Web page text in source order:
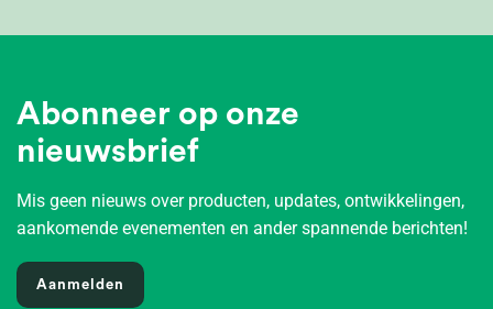
Abonneer op onze
nieuwsbrief
Mis geen nieuws over producten, updates, ontwikkelingen,
aankomende evenementen en ander spannende berichten!
Aanmelden